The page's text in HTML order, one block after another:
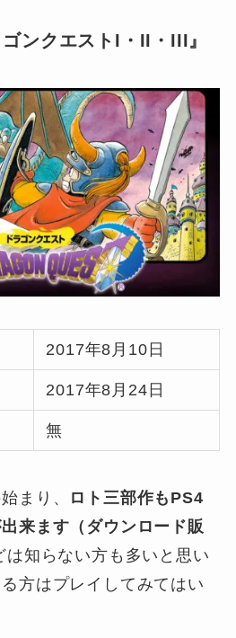
ンクエストI・II・III』
2017年8月10日
2017年8月24日
無
まり、
ロト三部作もPS4
来ます（ダウンロード販
は知らない方も多いと思い
方はプレイしてみてはい